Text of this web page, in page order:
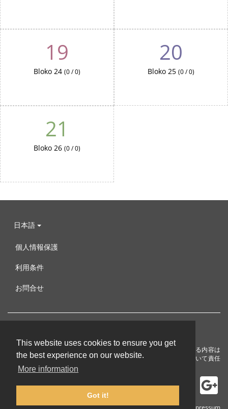
This website uses cookies to ensure you get
the best experience on our website.
More information
Got it!
19
Bloko 24 (0 / 0)
20
Bloko 25 (0 / 0)
21
Bloko 26 (0 / 0)
日本語
個人情報保護
利用条件
お問合せ
本プロジェクトは欧州委員会の協賛により提供します。公開している内容は
著者の意見によるもので、欧州委員会はここで公開される情報について責任
を持ちません。
© 2002-2026 lernu.net | Impressum